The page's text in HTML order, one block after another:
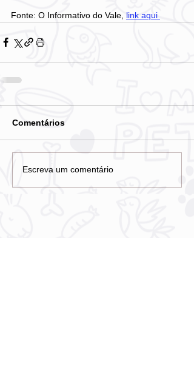
Fonte: O Informativo do Vale, link aqui
Comentários
Escreva um comentário